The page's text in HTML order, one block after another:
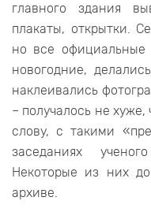
главного здания
плакаты, открытки.
но все официальные
новогодние,
наклеивались
– получалось не
слову, с такими
заседаниях
Некоторые из них
архиве.